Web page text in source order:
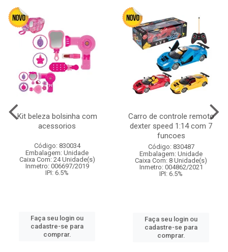
Kit beleza bolsinha com
acessorios
Código: 830034
Embalagem: Unidade
Caixa Com: 24 Unidade(s)
Inmetro: 006697/2019
IPI: 6.5%
Faça seu login ou
cadastre-se para
comprar.
Carro de controle remoto
dexter speed 1:14 com 7
funcoes
Código: 830487
Embalagem: Unidade
Caixa Com: 8 Unidade(s)
Inmetro: 004862/2021
IPI: 6.5%
Faça seu login ou
cadastre-se para
comprar.